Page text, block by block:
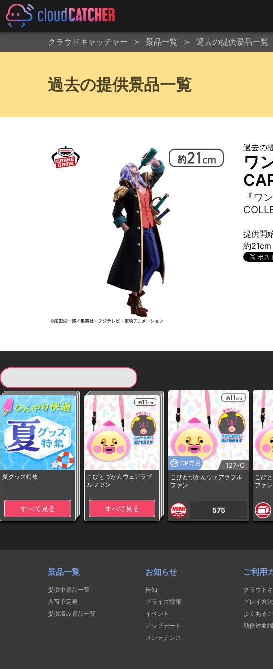
クラウドキャッチャー 景品一覧 過去の提供景品一覧
過去の提供景品一覧
過去の
ワ
『ワ
提供開
約21cm
夏グッズ特集
すべて見る
こびとづかんウェアラブ
ルファン
すべて見る
CP専用 127-C
こびとづかんウェアラブル
ファン
1PLAY
575
CP
こび
ファン
景品一覧
提供中景品一覧
入荷予定表
提供済み景品一覧
お知らせ
告知
プライズ情報
イベント
アップデート
メンテナンス
ご利用
クラウド
プレイ方法
よくある
動作対象